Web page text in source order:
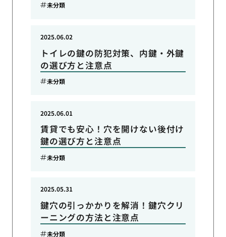
未分類
トイレの鍵の防犯対策、内鍵・外鍵
の選び方と注意点
2025.06.02
未分類
賃貸でも安心！穴を開けない後付け
鍵の選び方と注意点
2025.06.01
未分類
鍵穴の引っかかりを解消！鍵穴クリ
ーニングの方法と注意点
2025.05.31
未分類